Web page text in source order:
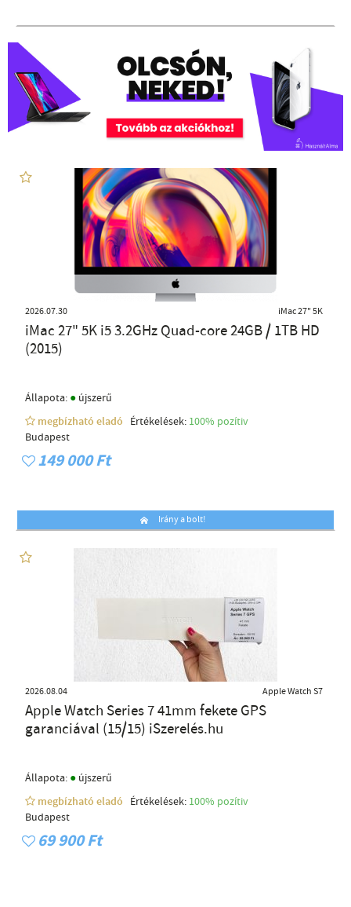
2026.07.30 iMac 27" 5K
iMac 27" 5K i5 3.2GHz Quad-core 24GB / 1TB HD
(2015)
Állapota: ● újszerű
megbízható eladó
Értékelések: 100% pozítiv
Budapest
149 000 Ft
Irány a bolt!
2026.08.04 Apple Watch S7
Apple Watch Series 7 41mm fekete GPS
garanciával (15/15) iSzerelés.hu
Állapota: ● újszerű
megbízható eladó
Értékelések: 100% pozítiv
Budapest
69 900 Ft